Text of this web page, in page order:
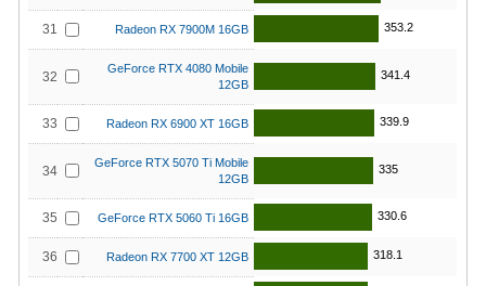
31 Radeon RX 7900M 16GB 353.2
32
GeForce RTX 4080 Mobile
12GB
341.4
33 Radeon RX 6900 XT 16GB 339.9
34
GeForce RTX 5070 Ti Mobile
12GB
335
35 GeForce RTX 5060 Ti 16GB 330.6
36 Radeon RX 7700 XT 12GB 318.1